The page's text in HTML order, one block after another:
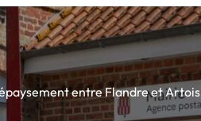
entre Flandre et Artois